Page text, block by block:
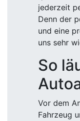
jederzeit
Denn der
und eine
uns sehr
So
Vor dem
Fahrzeug